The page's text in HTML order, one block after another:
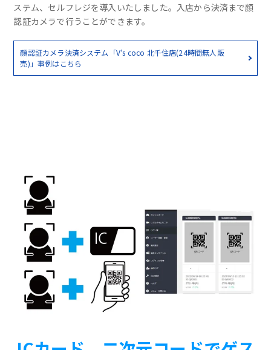
ステム、セルフレジを導入いたしました。入店から決済まで顔
認証カメラで行うことができます。
顔認証カメラ決済システム「V‘s coco 北千住店(24時間無人販
売)」事例はこちら